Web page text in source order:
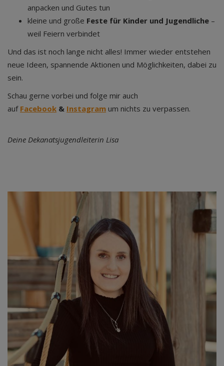
anpacken und Gutes tun
kleine und große Feste für Kinder und Jugendliche –
weil Feiern verbindet
Und das ist noch lange nicht alles! Immer wieder entstehen
neue Ideen, spannende Aktionen und Möglichkeiten, dabei zu
sein.
Schau gerne vorbei und folge mir auch
auf Facebook & Instagram um nichts zu verpassen.
Deine Dekanatsjugendleiterin Lisa